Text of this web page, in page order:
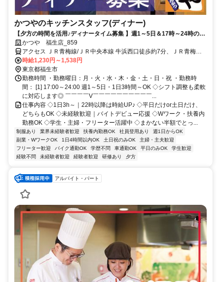
かつやのキッチンスタッフ(ディナー)
【夕方の時間を活用♪ディナータイム募集 】週1～5日＆17時～24時のう
ち1日3時間～OK◇未経験歓迎◇初バイト・久しぶりのお仕事復帰を応
援◇履歴書不要◇学業との両立やWワークなどあなたらしく働ける◇ま
かないあり！ボリュームたっぷりのメニューが半額で食べられる♪
かつや 福生店_859
アクセス ＪＲ青梅線/ＪＲ中央本線 牛浜西口徒歩約7分、ＪＲ青梅線/
ＪＲ中央本線 福生西口徒歩約11分、ＪＲ五日市線/ＪＲ青梅線 熊川徒
歩約15分 バス停「志茂南」より徒歩5分、コスモ石油 オートイン福
生SS近く
時給1,230円～1,538円
東京都福生市
勤務時間 ・勤務曜日：月・火・水・木・金・土・日・祝 ・勤務時
間： [1] 17:00～24:00 週1～5日・1日3時間～OK ◇シフト調整も柔軟
に対応します◎ ￣￣￣￣V￣￣￣￣￣￣￣￣￣￣...
仕事内容 ◇1日3h～｜22時以降は時給UP♪ ◇平日だけor土日だけ、
どちらもOK ◇未経験歓迎｜バイトデビュー応援 ◇Wワーク・扶養内
勤務OK ◇学生・主婦・フリーター活躍中 ◇まかない半額でとっ...
制服あり 業界未経験者歓迎 扶養内勤務OK 社員登用あり
週1日からOK
副業・WワークOK
1日4時間以内OK 土日祝のみOK
主婦・主夫歓迎
フリーター歓迎
バイク通勤OK 学歴不問 車通勤OK 平日のみOK
学生歓迎
経験不問
未経験者歓迎 経験者歓迎 研修あり 夕方
アルバイト・パート